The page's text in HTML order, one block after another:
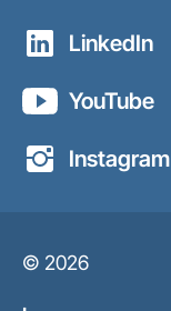
LinkedIn
YouTube
Instagram
© 2026